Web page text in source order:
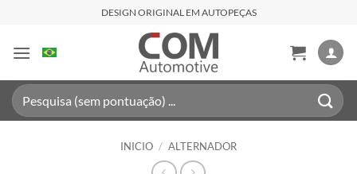
contenido
DESIGN ORIGINAL EM AUTOPEÇAS
Buscar
por:
INICIO / ALTERNADOR